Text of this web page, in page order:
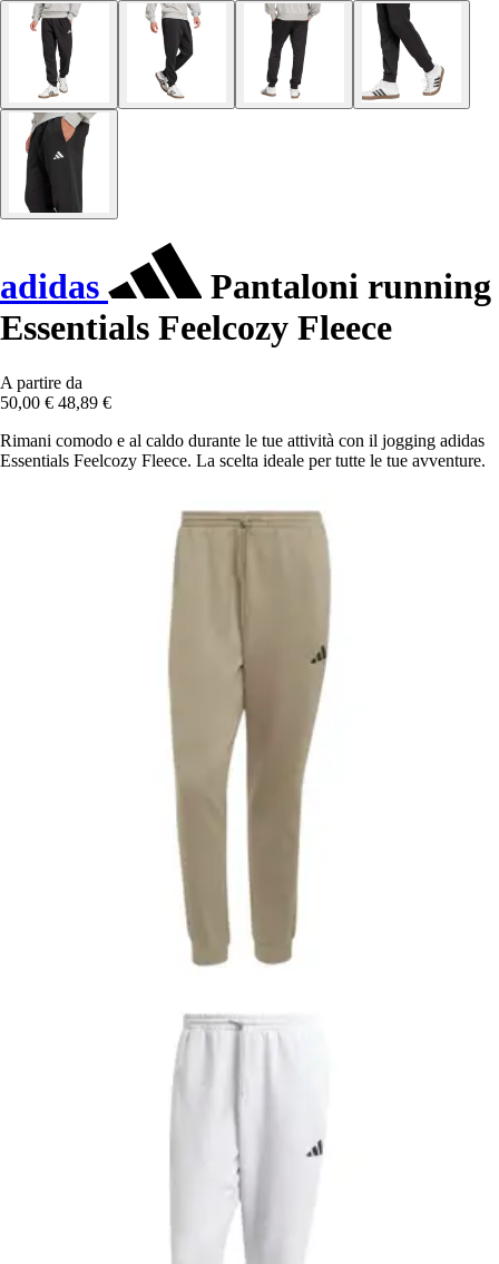
adidas
Pantaloni running
Essentials Feelcozy Fleece
A partire da
50,00 € 48,89 €
Rimani comodo e al caldo durante le tue attività con il jogging adidas
Essentials Feelcozy Fleece. La scelta ideale per tutte le tue avventure.